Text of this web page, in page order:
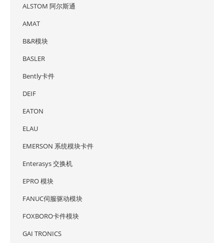
ALSTOM 阿尔斯通
AMAT
B&R模块
BASLER
Bently卡件
DEIF
EATON
ELAU
EMERSON 系统模块卡件
Enterasys 交换机
EPRO 模块
FANUC伺服驱动模块
FOXBORO卡件模块
GAI TRONICS